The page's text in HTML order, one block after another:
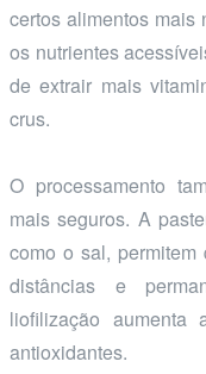
certos alimentos mais
os nutrientes
de extrair mais
crus.
O processamento
mais seguros. A
como o sal,
distâncias e
liofilização
antioxidantes.